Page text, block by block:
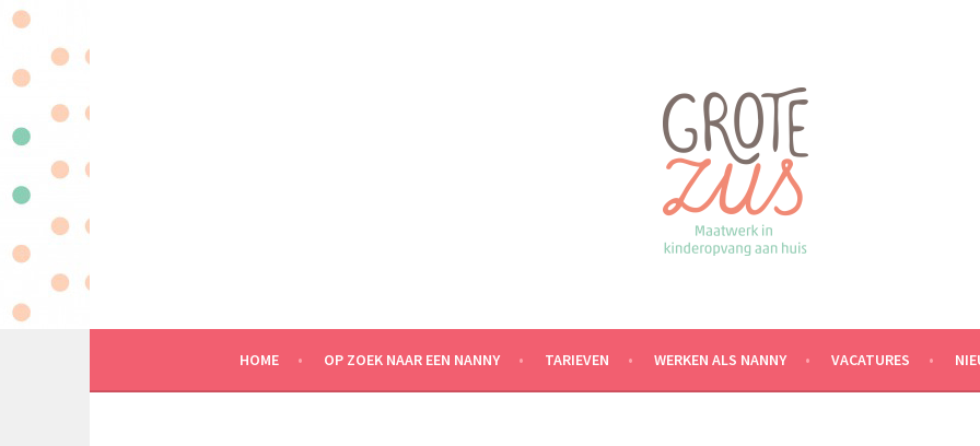
inhoud
HOME OP ZOEK NAAR EEN NANNY TARIEVEN WERKEN ALS NANNY VACATURES